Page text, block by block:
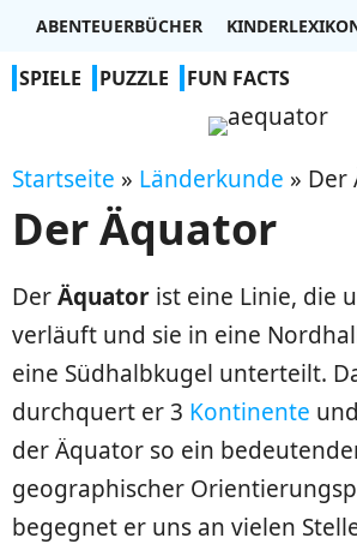
Zum
springen
ABENTEUERBÜCHER
SPIELE PUZZLE FUN FACTS
Startseite » Länderkunde » Der
Der Äquator
DerÄquator ist eine Linie, die
verläuft und sie in eine
eine Südhalbkugel unterteilt.
durchquert er 3 Kontinente
der Äquator so ein
geographischer
begegnet er uns an vielen